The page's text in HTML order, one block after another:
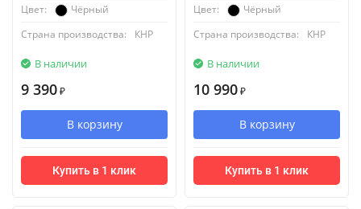
Цвет:
Чёрный
Страна производства:
КНР
В наличии
9 390 ₽
В корзину
Купить в 1 клик
Цвет:
Чёрный
Страна производства:
КНР
В наличии
10 990 ₽
В корзину
Купить в 1 клик